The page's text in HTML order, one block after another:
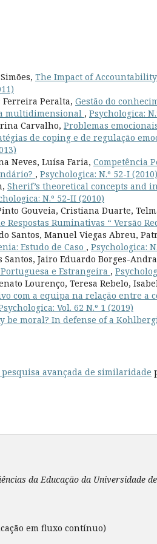
The Impact of
Ferreira Peralta, Gestão do
multidimensional , Psychologica:
Carvalho, Problemas
de coping e de regulação
Neves, Luísa Faria, Competência
, Psychologica: N.º 52-I (2010)
Sherif’s theoretical concepts and
N.º 52-II (2010)
Gouveia, Cristiana Duarte,
Respostas Ruminativas “ Versão
Santos, Manuel Viegas Abreu,
Estudo de Caso , Psychologica:
Jairo Eduardo Borges-
e Estrangeira ,
Lourenço, Teresa Rebelo,
com a equipa na relação entre a
Vol. 62 N.º 1 (2019)
be moral? In defense of a
avançada de similaridade
da Educação da Universidade
em fluxo contínuo)